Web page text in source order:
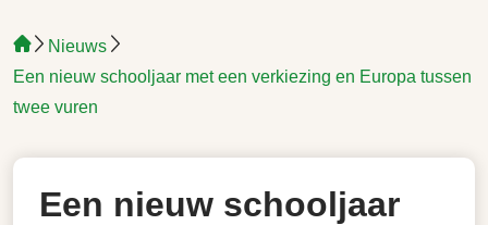
Nieuws
Een nieuw schooljaar met een verkiezing en Europa tussen
twee vuren
Een nieuw schooljaar